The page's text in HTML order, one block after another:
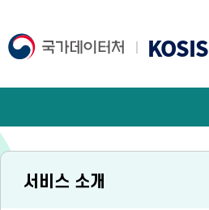
KOSIS
서비스 소개